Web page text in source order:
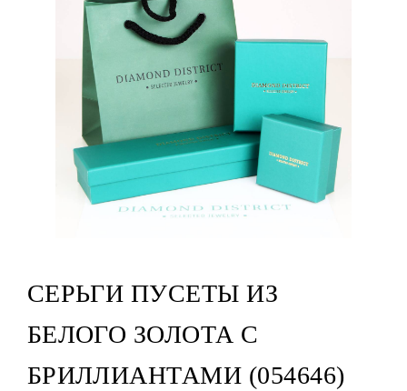
СЕРЬГИ ПУСЕТЫ ИЗ
БЕЛОГО ЗОЛОТА С
БРИЛЛИАНТАМИ (054646)